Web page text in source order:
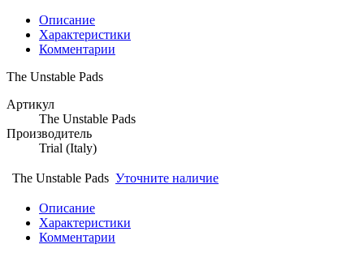
Описание
Характеристики
Комментарии
The Unstable Pads
Артикул
The Unstable Pads
Производитель
Trial (Italy)
The Unstable Pads Уточните наличие
Описание
Характеристики
Комментарии